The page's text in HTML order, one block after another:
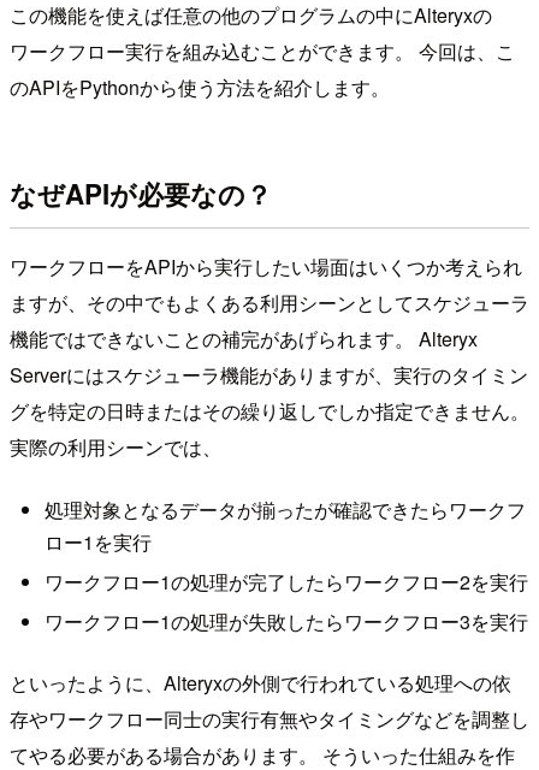
この機能を使えば任意の他のプログラムの中にAlteryxの
ワークフロー実行を組み込むことができます。 今回は、こ
のAPIをPythonから使う方法を紹介します。
なぜAPIが必要なの？
ワークフローをAPIから実行したい場面はいくつか考えられ
ますが、その中でもよくある利用シーンとしてスケジューラ
機能ではできないことの補完があげられます。 Alteryx
Serverにはスケジューラ機能がありますが、実行のタイミン
グを特定の日時またはその繰り返しでしか指定できません。
実際の利用シーンでは、
処理対象となるデータが揃ったが確認できたらワークフ
ロー1を実行
ワークフロー1の処理が完了したらワークフロー2を実行
ワークフロー1の処理が失敗したらワークフロー3を実行
といったように、Alteryxの外側で行われている処理への依
存やワークフロー同士の実行有無やタイミングなどを調整し
てやる必要がある場合があります。 そういった仕組みを作